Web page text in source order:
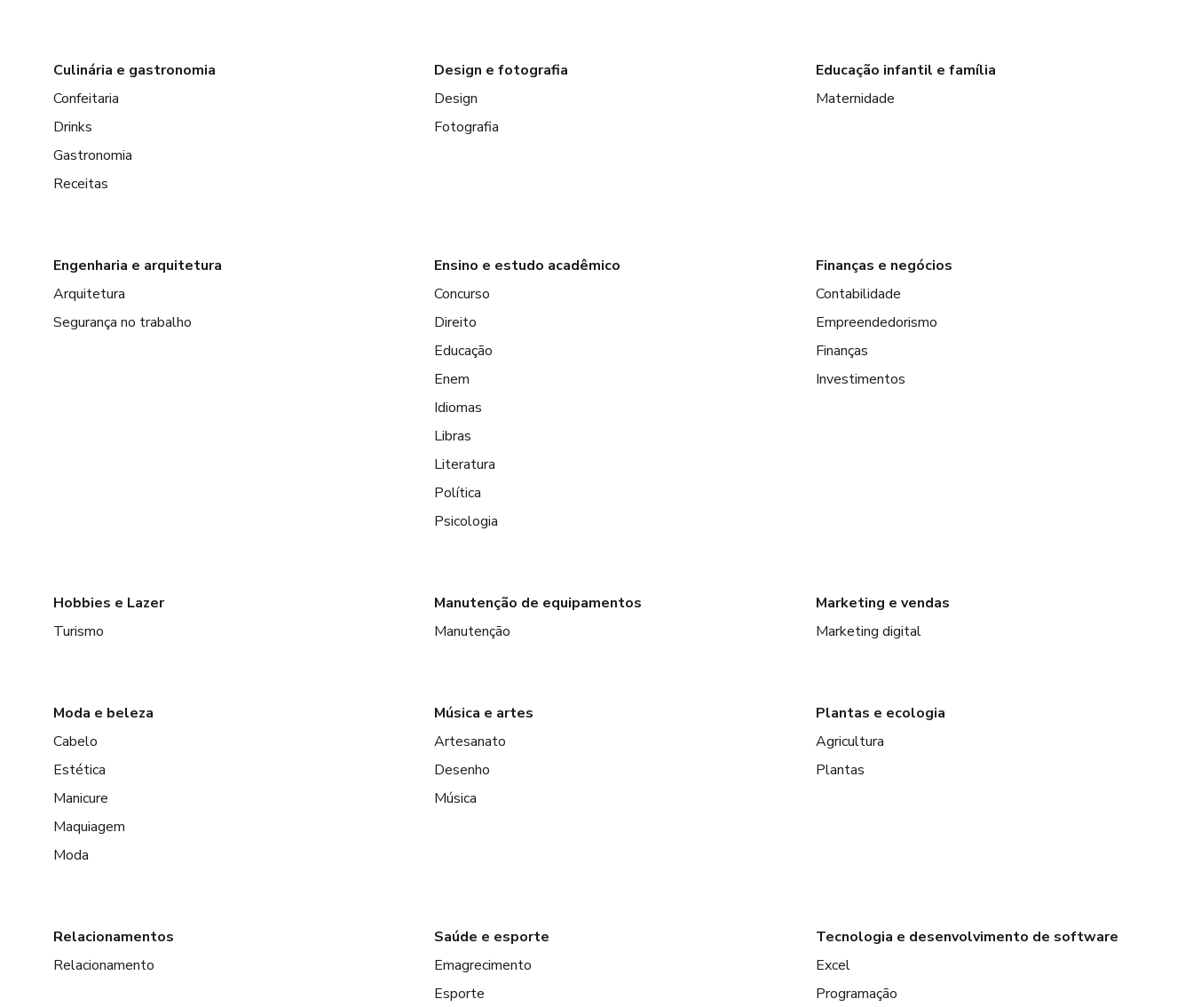
Culinária e gastronomia
Confeitaria
Drinks
Gastronomia
Receitas
Design e fotografia
Design
Fotografia
Educação infantil e família
Maternidade
Engenharia e arquitetura
Arquitetura
Segurança no trabalho
Ensino e estudo acadêmico
Concurso
Direito
Educação
Enem
Idiomas
Libras
Literatura
Política
Psicologia
Finanças e negócios
Contabilidade
Empreendedorismo
Finanças
Investimentos
Hobbies e Lazer
Turismo
Manutenção de equipamentos
Manutenção
Marketing e vendas
Marketing digital
Moda e beleza
Cabelo
Estética
Manicure
Maquiagem
Moda
Música e artes
Artesanato
Desenho
Música
Plantas e ecologia
Agricultura
Plantas
Relacionamentos
Relacionamento
Saúde e esporte
Emagrecimento
Esporte
Tecnologia e desenvolvimento de software
Excel
Programação